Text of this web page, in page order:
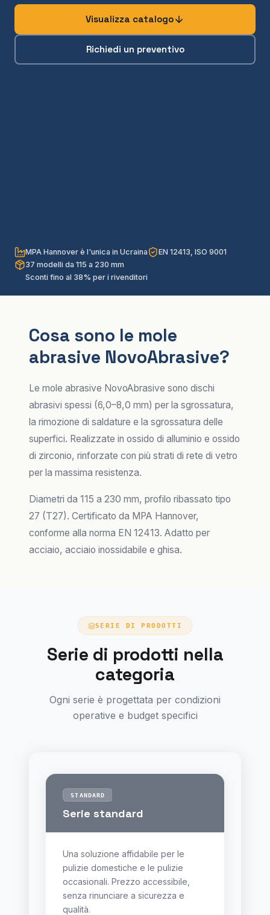
Visualizza catalogo
Richiedi un preventivo
MPA Hannover è l'unica in Ucraina
EN 12413, ISO 9001
37 modelli da 115 a 230 mm
Sconti fino al 38% per i rivenditori
Cosa sono le mole
abrasive NovoAbrasive?
Le mole abrasive NovoAbrasive sono dischi
abrasivi spessi (6,0–8,0 mm) per la sgrossatura,
la rimozione di saldature e la sgrossatura delle
superfici. Realizzate in ossido di alluminio e ossido
di zirconio, rinforzate con più strati di rete di vetro
per la massima resistenza.
Diametri da 115 a 230 mm, profilo ribassato tipo
27 (T27). Certificato da MPA Hannover,
conforme alla norma EN 12413. Adatto per
acciaio, acciaio inossidabile e ghisa.
SERIE DI PRODOTTI
Serie di prodotti nella
categoria
Ogni serie è progettata per condizioni
operative e budget specifici
STANDARD
Serie standard
Una soluzione affidabile per le
pulizie domestiche e le pulizie
occasionali. Prezzo accessibile,
senza rinunciare a sicurezza e
qualità.